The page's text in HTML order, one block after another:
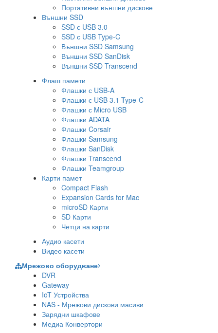
Портативни външни дискове
Външни SSD
SSD с USB 3.0
SSD с USB Type-C
Външни SSD Samsung
Външни SSD SanDisk
Външни SSD Transcend
Флаш памети
Флашки с USB-A
Флашки с USB 3.1 Type-C
Флашки с Micro USB
Флашки ADATA
Флашки Corsair
Флашки Samsung
Флашки SanDisk
Флашки Transcend
Флашки Teamgroup
Карти памет
Compact Flash
Expansion Cards for Mac
microSD Карти
SD Карти
Четци на карти
Аудио касети
Видео касети
Мрежово оборудване
DVR
Gateway
IoT Устройства
NAS - Мрежови дискови масиви
Зарядни шкафове
Медиа Конвертори